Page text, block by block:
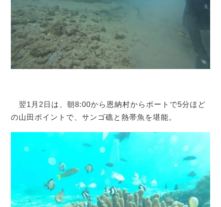
翌1月2日は、朝8:00から恩納村からボートで5分ほど
の山田ポイントで、サンゴ礁と熱帯魚を堪能。